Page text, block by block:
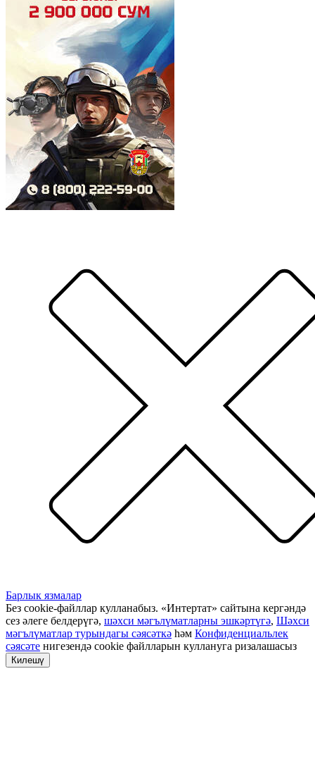
Барлык язмалар
Без cookie-файллар кулланабыз. «Интертат» сайтына кергәндә
сез әлеге белдерүгә, шәхси мәгълүматларны эшкәртүгә, Шәхси
мәгълүматлар турындагы сәясәткә һәм Конфиденциальлек
сәясәте нигезендә cookie файлларын куллануга ризалашасыз
Килешү